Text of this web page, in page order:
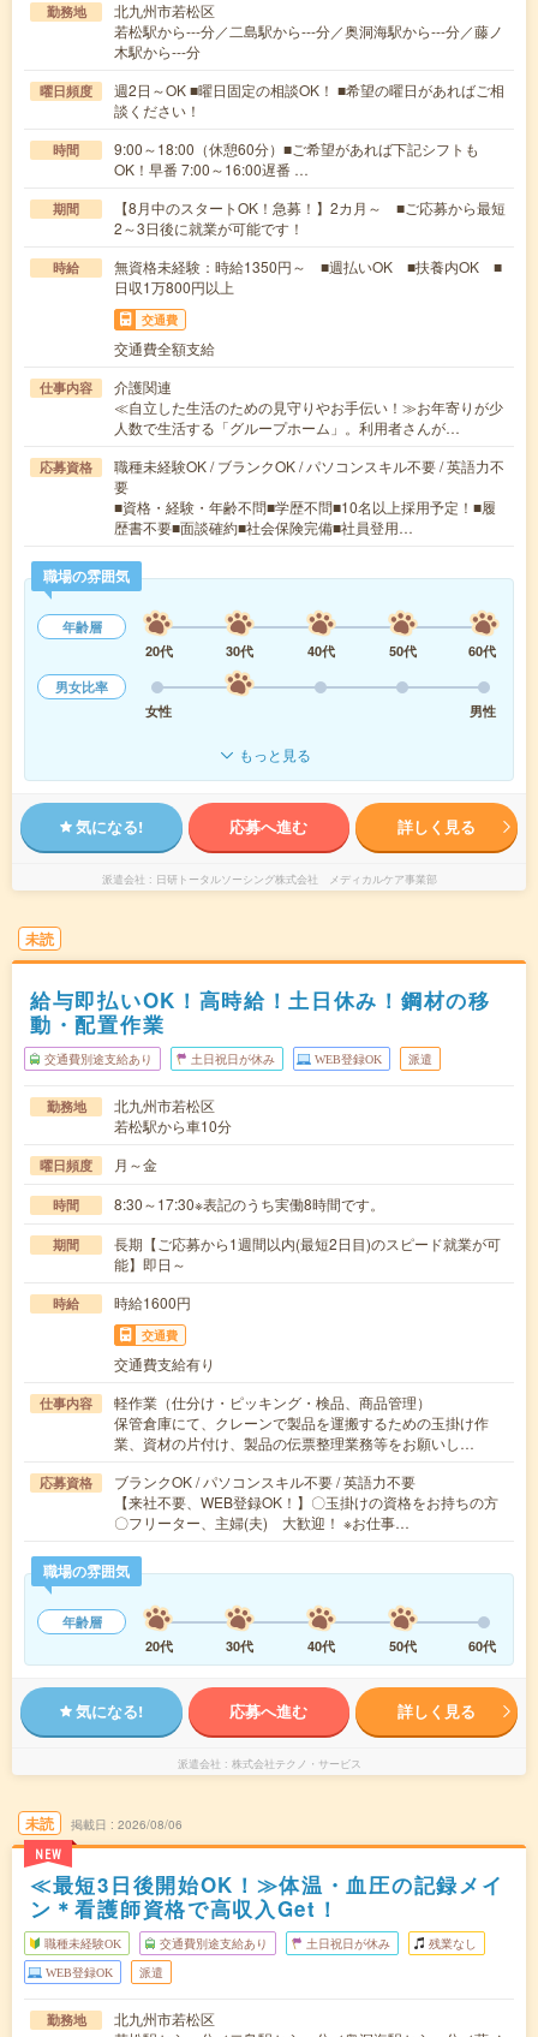
勤務地
北九州市若松区
若松駅から---分／二島駅から---分／奥洞海駅から---分／藤ノ
木駅から---分
曜日頻度
週2日～OK ■曜日固定の相談OK！ ■希望の曜日があればご相
談ください！
時間
9:00～18:00（休憩60分）■ご希望があれば下記シフトも
OK！早番 7:00～16:00遅番 …
期間
【8月中のスタートOK！急募！】2カ月～ ■ご応募から最短
2～3日後に就業が可能です！
時給
無資格未経験：時給1350円～ ■週払いOK ■扶養内OK ■
日収1万800円以上
交通費
交通費全額支給
仕事内容
介護関連
≪自立した生活のための見守りやお手伝い！≫お年寄りが少
人数で生活する「グループホーム」。利用者さんが…
応募資格
職種未経験OK / ブランクOK / パソコンスキル不要 / 英語力不
要
■資格・経験・年齢不問■学歴不問■10名以上採用予定！■履
歴書不要■面談確約■社会保険完備■社員登用…
職場の雰囲気
年齢層
20代
30代 40代 50代
60代
男女比率
女性
男性
もっと見る
気になる! 応募へ進む 詳しく見る
派遣会社 日研トータルソーシング株式会社 メディカルケア事業部
未読
給与即払いOK！高時給！土日休み！鋼材の移
動・配置作業
交通費別途支給あり 土日祝日が休み WEB登録OK 派遣
勤務地
北九州市若松区
若松駅から車10分
曜日頻度 月～金
時間 8:30～17:30※表記のうち実働8時間です。
期間
長期【ご応募から1週間以内(最短2日目)のスピード就業が可
能】即日～
時給 時給1600円
交通費
交通費支給有り
仕事内容
軽作業（仕分け・ピッキング・検品、商品管理）
保管倉庫にて、クレーンで製品を運搬するための玉掛け作
業、資材の片付け、製品の伝票整理業務等をお願いし…
応募資格
ブランクOK / パソコンスキル不要 / 英語力不要
【来社不要、WEB登録OK！】〇玉掛けの資格をお持ちの方
〇フリーター、主婦(夫) 大歓迎！ ※お仕事…
職場の雰囲気
年齢層
20代
30代 40代 50代 60代
気になる! 応募へ進む 詳しく見る
派遣会社 株式会社テクノ・サービス
未読
NEW
掲載日 2026/08/06
≪最短3日後開始OK！≫体温・血圧の記録メイ
ン＊看護師資格で高収入Get！
職種未経験OK 交通費別途支給あり 土日祝日が休み 残業なし
WEB登録OK 派遣
勤務地
北九州市若松区